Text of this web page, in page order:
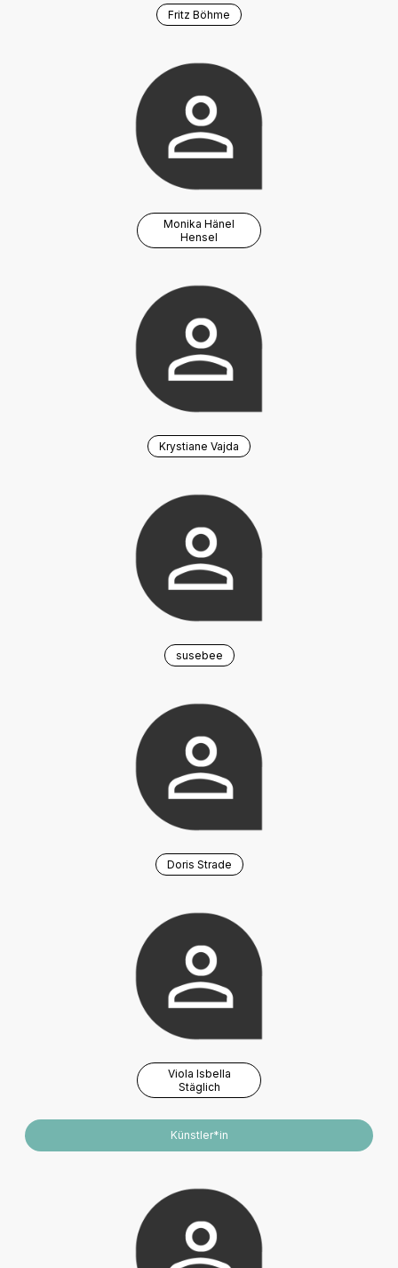
Fritz Böhme
Monika Hänel
Hensel
Krystiane Vajda
susebee
Doris Strade
Viola Isbella
Stäglich
Künstler*in